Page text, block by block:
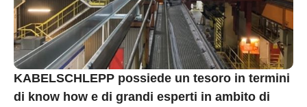
KABELSCHLEPP possiede un tesoro in termini
di know how e di grandi esperti in ambito di